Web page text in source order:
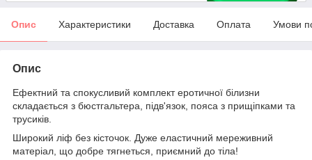
Опис Характеристики Доставка Оплата Умови
Опис
Ефектний та спокусливий комплект еротичної білизни
складається з бюстгальтера, підв'язок, пояса з прищіпками та
трусиків.
Широкий ліф без кісточок. Дуже еластичний мереживний
матеріал, що добре тягнеться, приємний до тіла!